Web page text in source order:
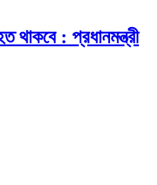
থাকবে : প্রধানমন্ত্রী